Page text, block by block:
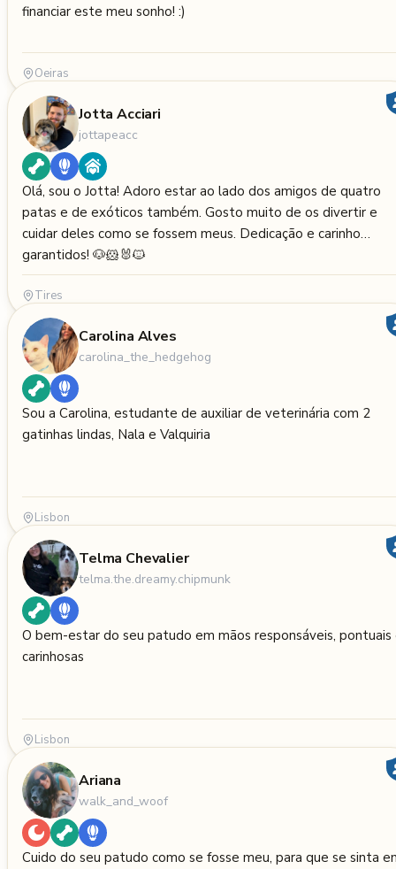
financiar este meu sonho! :)
Oeiras
Jotta Acciari
jottapeacc
Olá, sou o Jotta! Adoro estar ao lado dos amigos de quatro
patas e de exóticos também. Gosto muito de os divertir e
cuidar deles como se fossem meus. Dedicação e carinho
garantidos! 🐶🐹🐰🐱
Tires
Carolina Alves
carolina_the_hedgehog
Sou a Carolina, estudante de auxiliar de veterinária com 2
gatinhas lindas, Nala e Valquiria
Lisbon
Telma Chevalier
telma.the.dreamy.chipmunk
O bem-estar do seu patudo em mãos responsáveis, pontuais
carinhosas
Lisbon
Ariana
walk_and_woof
Cuido do seu patudo como se fosse meu, para que se sinta